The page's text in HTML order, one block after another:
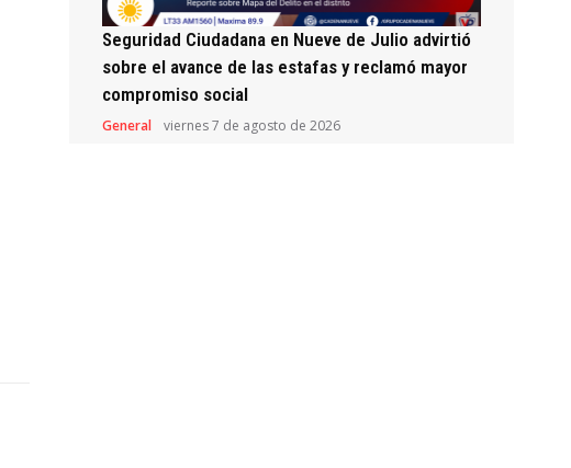
Seguridad Ciudadana en Nueve de Julio advirtió
sobre el avance de las estafas y reclamó mayor
compromiso social
General viernes 7 de agosto de 2026